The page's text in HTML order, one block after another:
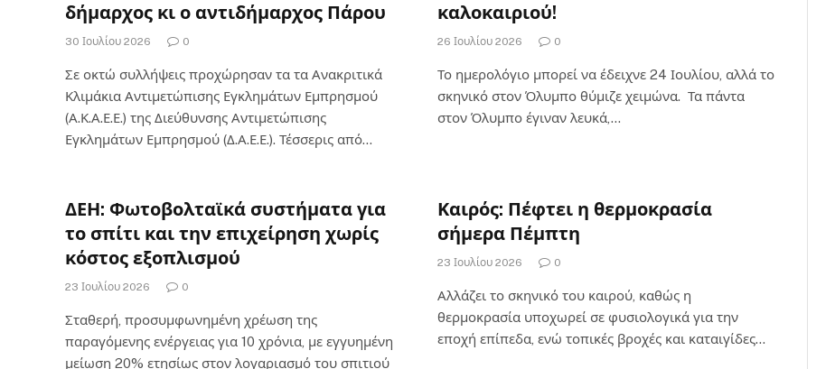
δήμαρχος κι ο αντιδήμαρχος Πάρου
30 Ιουλίου 2026 0
Σε οκτώ συλλήψεις προχώρησαν τα τα Ανακριτικά
Κλιμάκια Αντιμετώπισης Εγκλημάτων Εμπρησμού
(Α.Κ.Α.Ε.Ε.) της Διεύθυνσης Αντιμετώπισης
Εγκλημάτων Εμπρησμού (Δ.Α.Ε.Ε.). Τέσσερις από…
καλοκαιριού!
26 Ιουλίου 2026 0
Το ημερολόγιο μπορεί να έδειχνε 24 Ιουλίου, αλλά το
σκηνικό στον Όλυμπο θύμιζε χειμώνα. Τα πάντα
στον Όλυμπο έγιναν λευκά,…
ΔΕΗ: Φωτοβολταϊκά συστήματα για
το σπίτι και την επιχείρηση χωρίς
κόστος εξοπλισμού
23 Ιουλίου 2026 0
Σταθερή, προσυμφωνημένη χρέωση της
παραγόμενης ενέργειας για 10 χρόνια, με εγγυημένη
μείωση 20% ετησίως στον λογαριασμό του σπιτιού
Καιρός: Πέφτει η θερμοκρασία
σήμερα Πέμπτη
23 Ιουλίου 2026 0
Αλλάζει το σκηνικό του καιρού, καθώς η
θερμοκρασία υποχωρεί σε φυσιολογικά για την
εποχή επίπεδα, ενώ τοπικές βροχές και καταιγίδες…